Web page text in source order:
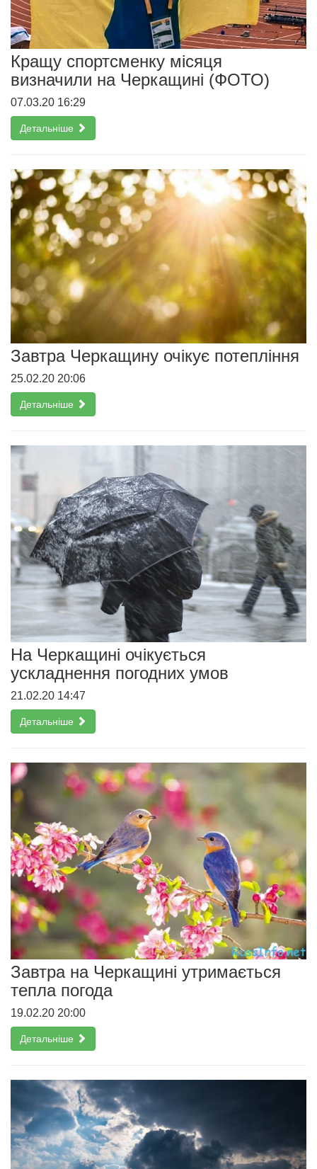
Кращу спортсменку місяця
визначили на Черкащині (ФОТО)
07.03.20 16:29
Детальніше
Завтра Черкащину очікує потепління
25.02.20 20:06
Детальніше
На Черкащині очікується
ускладнення погодних умов
21.02.20 14:47
Детальніше
Завтра на Черкащині утримається
тепла погода
19.02.20 20:00
Детальніше